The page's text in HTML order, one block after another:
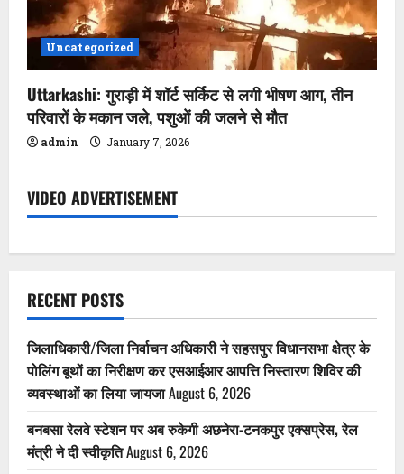
Uncategorized
Uttarkashi: गुराड़ी में शॉर्ट सर्किट से लगी भीषण आग, तीन
परिवारों के मकान जले, पशुओं की जलने से मौत
admin January 7, 2026
VIDEO ADVERTISEMENT
RECENT POSTS
जिलाधिकारी/जिला निर्वाचन अधिकारी ने सहसपुर विधानसभा क्षेत्र के
पोलिंग बूथों का निरीक्षण कर एसआईआर आपत्ति निस्तारण शिविर की
व्यवस्थाओं का लिया जायजाAugust 6, 2026
बनबसा रेलवे स्टेशन पर अब रुकेगी अछनेरा-टनकपुर एक्सप्रेस, रेल
मंत्री ने दी स्वीकृतिAugust 6, 2026